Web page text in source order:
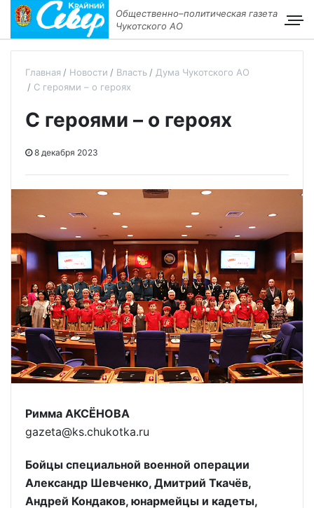
Общественно–политическая газета
Чукотского АО
Главная Новости Власть
Дума Чукотского АО
С героями – о героях
С героями – о героях
8 декабря 2023
Римма АКСЁНОВА
gazeta@ks.chukotka.ru
Бойцы специальной военной операции
Александр Шевченко, Дмитрий Ткачёв,
Андрей Кондаков, юнармейцы и кадеты,